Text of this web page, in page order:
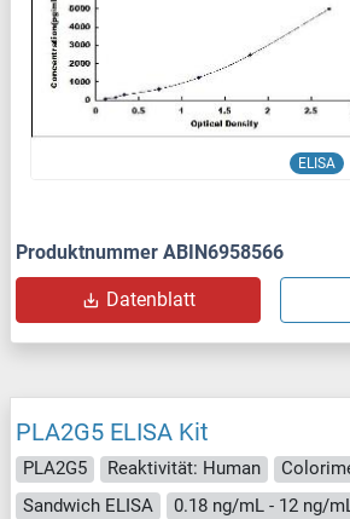
ELISA
Produktnummer ABIN6958566
Datenblatt
PLA2G5 ELISA Kit
PLA2G5 Reaktivität: Human
Sandwich ELISA
0.18 ng/mL - 12 ng/